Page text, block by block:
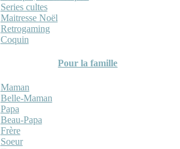
Series cultes
Maitresse Noël
Retrogaming
Coquin
Pour la famille
Maman
Belle-Maman
Papa
Beau-Papa
Frère
Soeur